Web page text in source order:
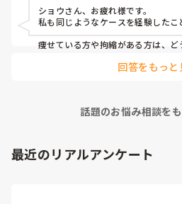
護
ショウさん、お疲れ様です。
私も同じようなケースを経験したこ
痩せている方や拘縮がある方は、
か、陰部にきちんとフィットして
それでも漏れが続く場合は、サイ
検討したり、メーカーを変更して試
回答をもっと
話題のお悩み相談を
最近のリアルアンケート